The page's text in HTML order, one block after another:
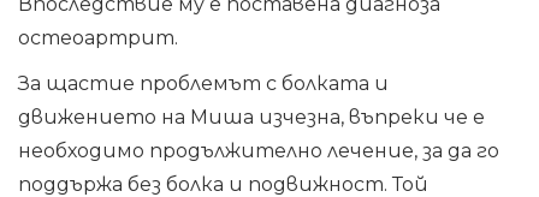
остеоартрит.
За щастие проблемът с болката и
движението на Миша изчезна, въпреки че е
необходимо продължително лечение, за да го
поддържа без болка и подвижност. Той